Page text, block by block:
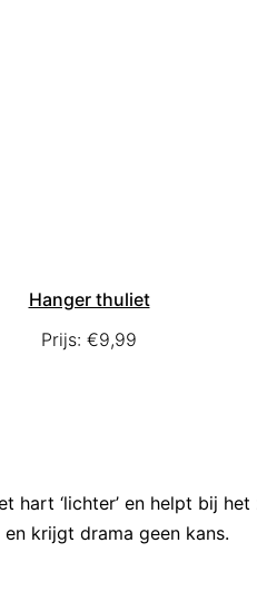
Hanger thuliet
Prijs: €9,99
hart ‘lichter’ en helpt bij
krijgt drama geen kans.